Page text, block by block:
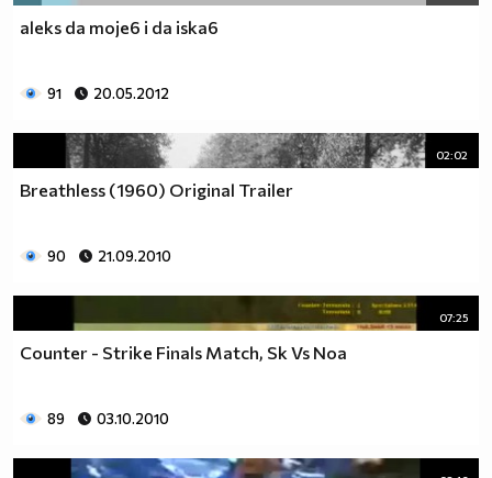
aleks da moje6 i da iska6
91 20.05.2012
02:02
Breathless (1960) Original Trailer
90 21.09.2010
07:25
Counter - Strike Finals Match, Sk Vs Noa
89 03.10.2010